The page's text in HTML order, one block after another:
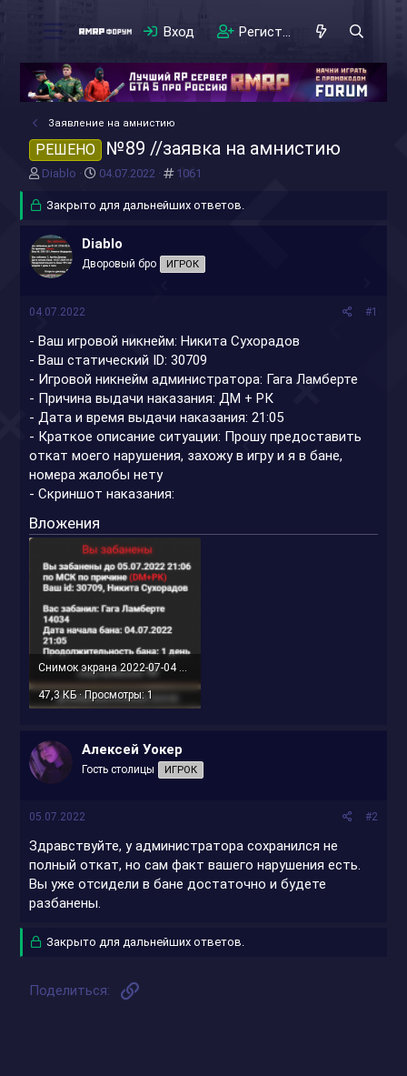
Вход Регистрация
Заявление на амнистию
РЕШЕНО №89 //заявка на амнистию
А
т
р
т
е
Diablo
Д
т
н
ч
04.07.2022 #1061
Закрыто для дальнейших ответов.
Diablo
Дворовый бро ИГРОК
04.07.2022 #1
- Ваш игровой никнейм: Никита Сухорадов
- Ваш статический ID: 30709
- Игровой никнейм администратора: Гага Ламберте
- Причина выдачи наказания: ДМ + РК
- Дата и время выдачи наказания: 21:05
- Краткое описание ситуации: Прошу предоставить
откат моего нарушения, захожу в игру и я в бане,
номера жалобы нету
- Скриншот наказания:
Вложения
Снимок экрана 2022-07-04 212439.png
47,3 КБ · Просмотры: 1
Алексей Уокер
Гость столицы ИГРОК
05.07.2022 #2
Здравствуйте, у администратора сохранился не
полный откат, но сам факт вашего нарушения есть.
Вы уже отсидели в бане достаточно и будете
разбанены.
Закрыто для дальнейших ответов.
Поделиться: